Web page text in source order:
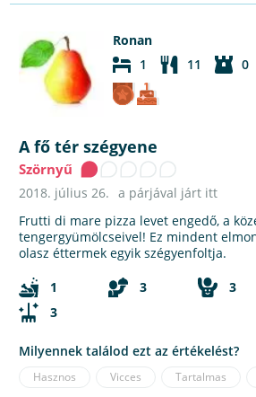
Ronan
1
11 0
A fő tér szégyene
Szörnyű
2018. július 26. a párjával járt itt
Frutti di mare pizza levet engedő, a
tengergyümölcseivel! Ez mindent
olasz éttermek egyik szégyenfoltja.
1
3 3
3
Milyennek találod ezt az értékelést?
Hasznos Vicces Tartalmas